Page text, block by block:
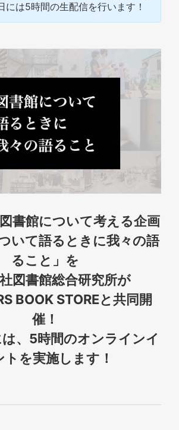
には5時間の生配信を行います！
書館について考える企画
いて語るときに我々の語
ること」を
図書館総合研究所が
BOOK STOREと共同開
催！
、5時間のオンラインイ
トを実施します！